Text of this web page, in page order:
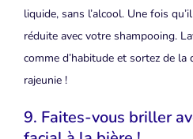
liquide, sans l’alcool. Une fois
réduite avec votre shampooing.
comme d’habitude et sortez de la
rajeunie !
9. Faites-vous briller